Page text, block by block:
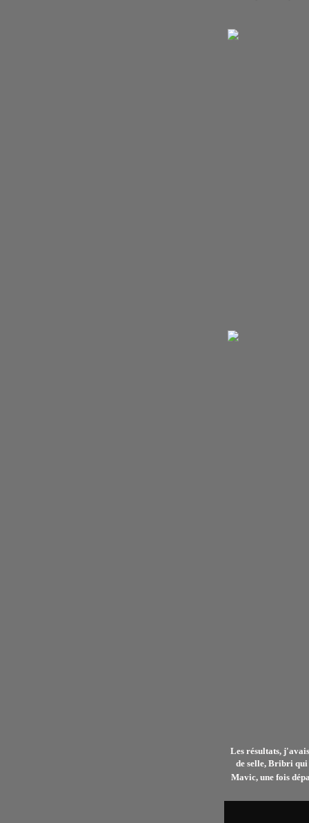
Les résultats,
de selle, Bribri
Mavic, une fois